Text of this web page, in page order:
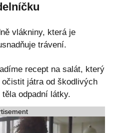
vlákniny, která je
trávení.
recept na salát, který
játra od škodlivých
odpadní látky.